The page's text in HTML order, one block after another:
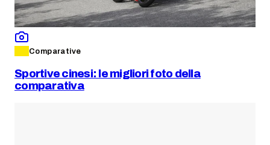
Comparative
Sportive cinesi: le migliori foto della
comparativa